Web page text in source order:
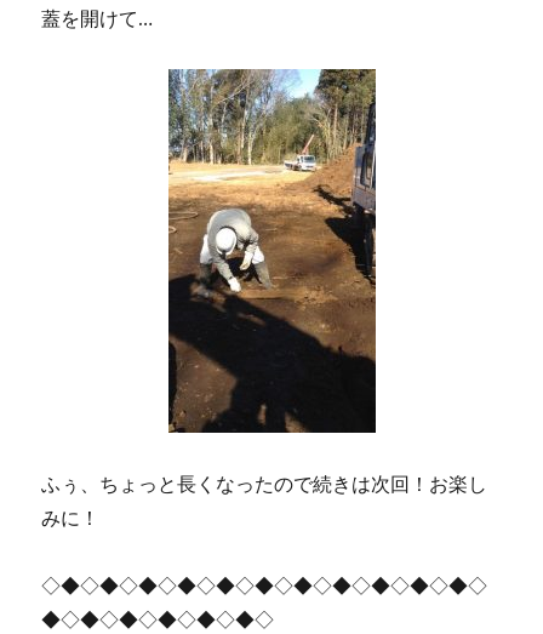
蓋を開けて…
ふぅ、ちょっと長くなったので続きは次回！お楽し
みに！
◇◆◇◆◇◆◇◆◇◆◇◆◇◆◇◆◇◆◇◆◇◆◇
◆◇◆◇◆◇◆◇◆◇◆◇